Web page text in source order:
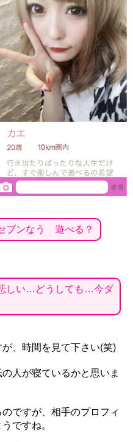
ブンなう 遊べる？
しい…どうしても…今ダ
、時間を見て下さい(笑)
人が寝ているかと思いま
ですが、相手のプロフィ
ですね。